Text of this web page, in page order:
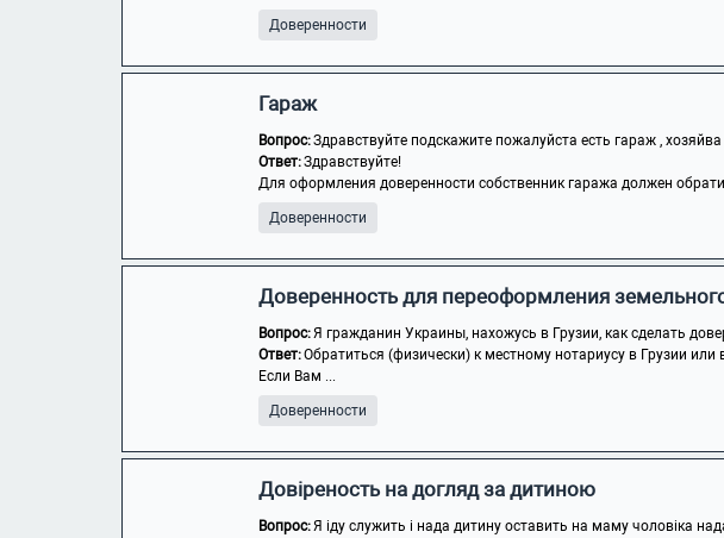
Доверенности
Гараж
Вопрос:Здравствуйте подскажите пожалуйста есть гараж ,
Ответ:Здравствуйте!
Для оформления доверенности собственник гаража должен
Доверенности
Доверенность для переоформления
Вопрос:Я гражданин Украины, нахожусь в Грузии, как сделать
Ответ:Обратиться (физически) к местному нотариусу в Грузии
Если Вам ...
Доверенности
Довіреность на догляд за дитиною
Вопрос:Я іду служить і нада дитину оставить на маму чоловіка